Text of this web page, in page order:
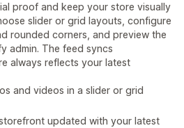
proof and keep your store visually
slider or grid layouts, configure
rounded corners, and preview the
admin. The feed syncs
always reflects your latest
and videos in a slider or grid
updated with your latest